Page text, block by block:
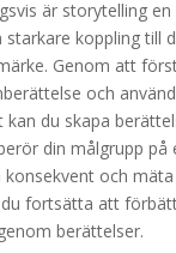
är storytelling
koppling till
Genom att
och
kan du skapa
din målgrupp på
och
fortsätta att
berättelser.